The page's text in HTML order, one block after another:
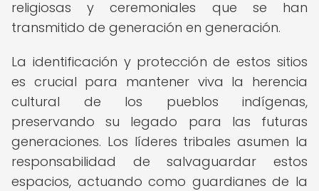
religiosas y ceremoniales que se han
transmitido de generación en generación.
La identificación y protección de estos sitios
es crucial para mantener viva la herencia
cultural de los pueblos indígenas,
preservando su legado para las futuras
generaciones. Los líderes tribales asumen la
responsabilidad de salvaguardar estos
espacios, actuando como guardianes de la